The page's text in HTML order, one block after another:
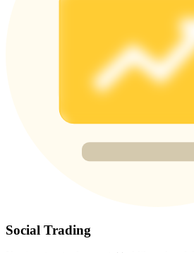
USDT New User Exclusive 10%
USDT Flexible Staking | Daily
Trade New Futures, Win 200,000
77,777+3k Rewards
Social Trading